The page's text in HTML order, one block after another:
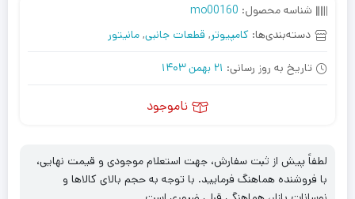
شناسه محصول: mo00160
دسته‌بندی‌ها: کامپیوتر, قطعات جانبی, مانیتور
تاریخ به روز رسانی: 21 بهمن 1403
ناموجود
لطفاً پیش از ثبت سفارش، جهت استعلام موجودی و قیمت نهایی،
با فروشنده هماهنگ فرمایید. با توجه به حجم بالای کالاها و